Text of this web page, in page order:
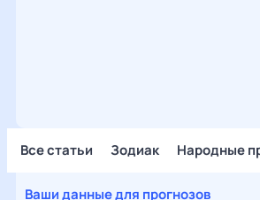
Все статьи Зодиак Народные
Ваши данные для прогнозов